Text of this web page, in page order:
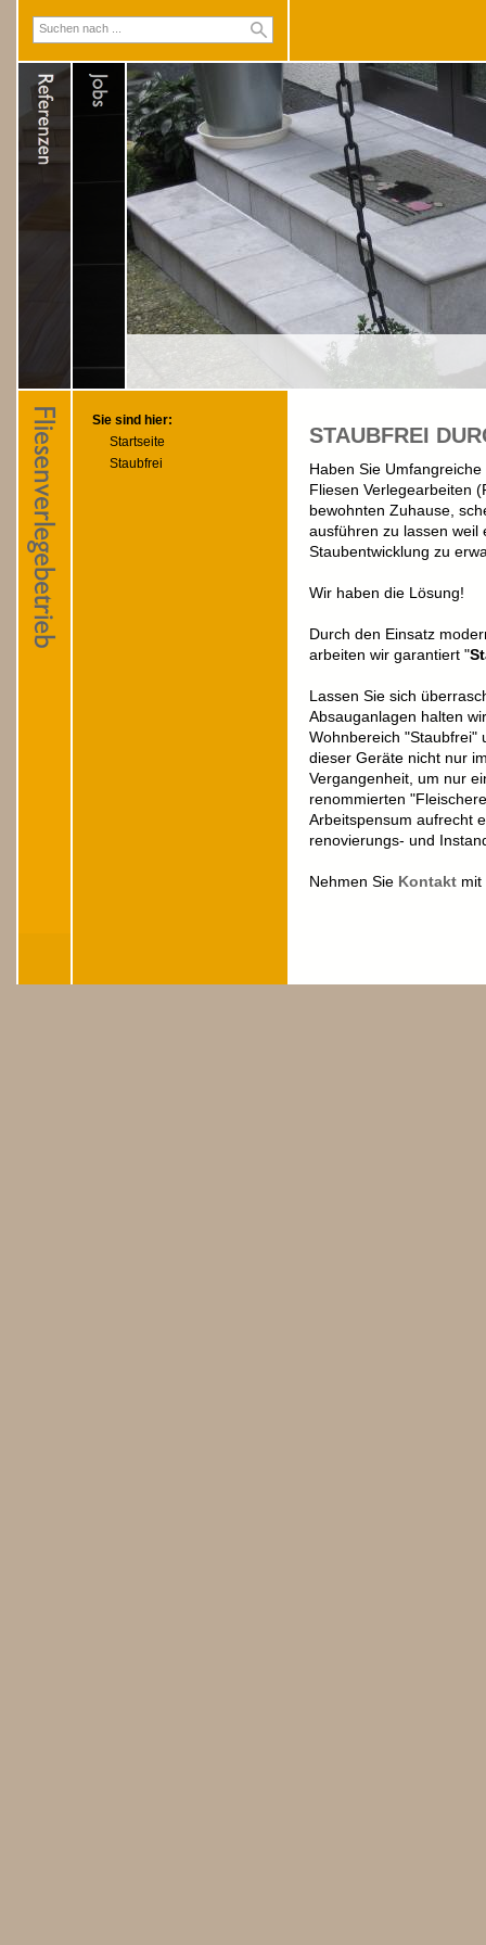
Sie sind hier:
Startseite
Staubfrei
STAUBFREI
Haben Sie
Fliesen Verlegearbeiten
bewohnten Zuhause,
ausführen zu lassen weil
Staubentwicklung zu
Wir haben die Lösung!
Durch den Einsatz
arbeiten wir garantiert "
Lassen Sie sich
Absauganlagen halten
Wohnbereich "Staubfrei"
dieser Geräte nicht nur
Vergangenheit, um nur
renommierten
Arbeitspensum aufrecht
renovierungs- und
Nehmen Sie Kontakt mit